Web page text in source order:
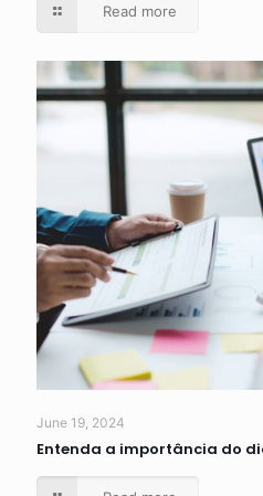
Read more
June 19, 2024
Entenda a importância do